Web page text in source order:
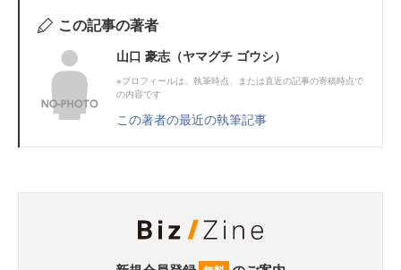
この記事の著者
山口 豪志（ヤマグチ ゴウシ）
※プロフィールは、執筆時点、または直近の記事の寄稿時点で
の内容です
この著者の最近の執筆記事